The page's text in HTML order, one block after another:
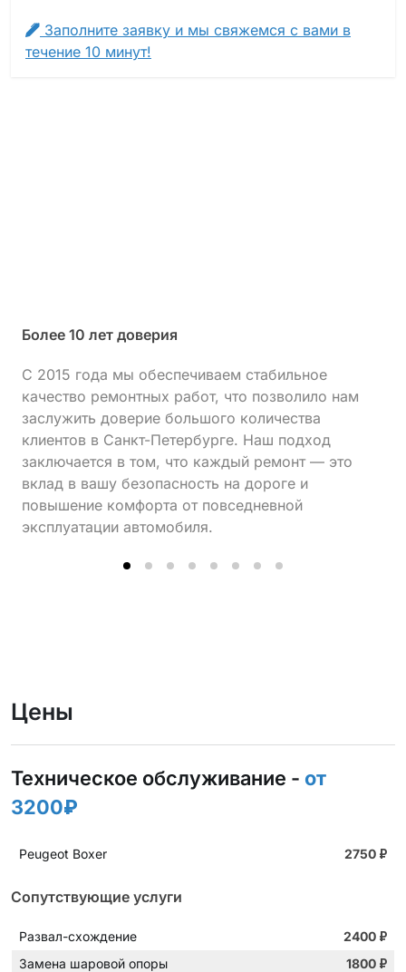
Заполните заявку и мы свяжемся с вами в
течение 10 минут!
Более 10 лет доверия
С 2015 года мы обеспечиваем стабильное
качество ремонтных работ, что позволило нам
заслужить доверие большого количества
клиентов в Санкт-Петербурге. Наш подход
заключается в том, что каждый ремонт — это
вклад в вашу безопасность на дороге и
повышение комфорта от повседневной
эксплуатации автомобиля.
Цены
Техническое обслуживание - от
3200₽
Peugeot Boxer 2750 ₽
Сопутствующие услуги
Развал-схождение 2400 ₽
Замена шаровой опоры
1800 ₽